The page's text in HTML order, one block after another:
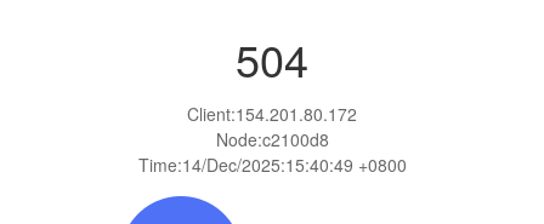
504
Client:154.201.80.172
Node:c2100d8
Time:14/Dec/2025:15:40:49 +0800